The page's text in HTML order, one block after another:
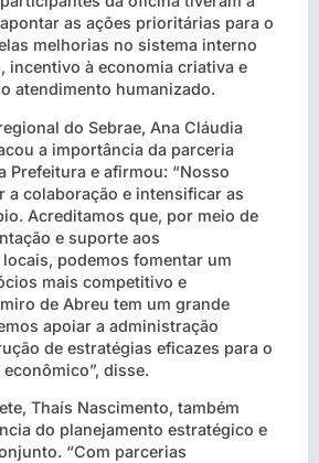
as ações prioritárias para o
melhorias no sistema interno
incentivo à economia criativa e
atendimento humanizado.
do Sebrae, Ana Cláudia
a importância da parceria
Prefeitura e afirmou: “Nosso
a colaboração e intensificar as
Acreditamos que, por meio de
e suporte aos
podemos fomentar um
mais competitivo e
de Abreu tem um grande
apoiar a administração
de estratégias eficazes para o
disse.
Thaís Nascimento, também
do planejamento estratégico e
“Com parcerias